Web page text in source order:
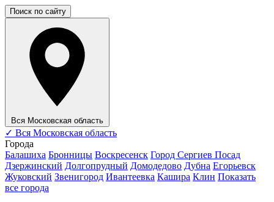
Поиск по сайту
Вся Московская область
✓ Вся Московская область
Города
Балашиха Бронницы Воскресенск Город Сергиев Посад
Дзержинский Долгопрудный Домодедово Дубна Егорьевск
Жуковский Звенигород Ивантеевка Кашира Клин Показать
все города